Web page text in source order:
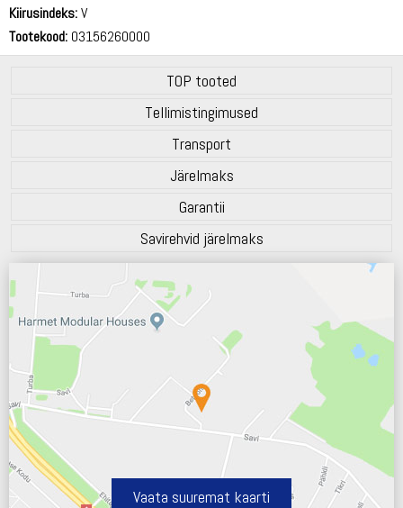
Kiirusindeks:V
Tootekood: 03156260000
TOP tooted
Tellimistingimused
Transport
Järelmaks
Garantii
Savirehvid järelmaks
Vaata suuremat kaarti